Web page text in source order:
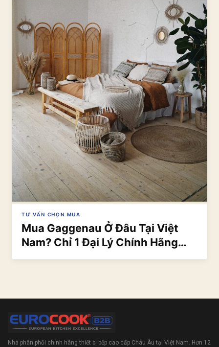
TƯ VẤN CHỌN MUA
Mua Gaggenau Ở Đâu Tại Việt
Nam? Chỉ 1 Đại Lý Chính Hãng
Duy Nhất
Nhà phân phối chính hãng thiết bị bếp cao cấp Châu Âu tại Việt Nam. Hơn 12